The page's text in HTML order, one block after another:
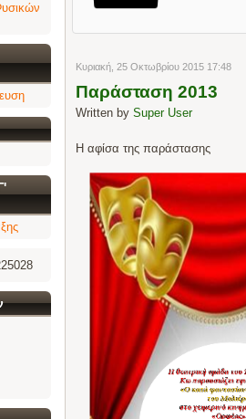
Κυριακή, 25 Οκτωβρίου 2015 17:48
Παράσταση 2013
Written by Super User
Η αφίσα της παράστασης